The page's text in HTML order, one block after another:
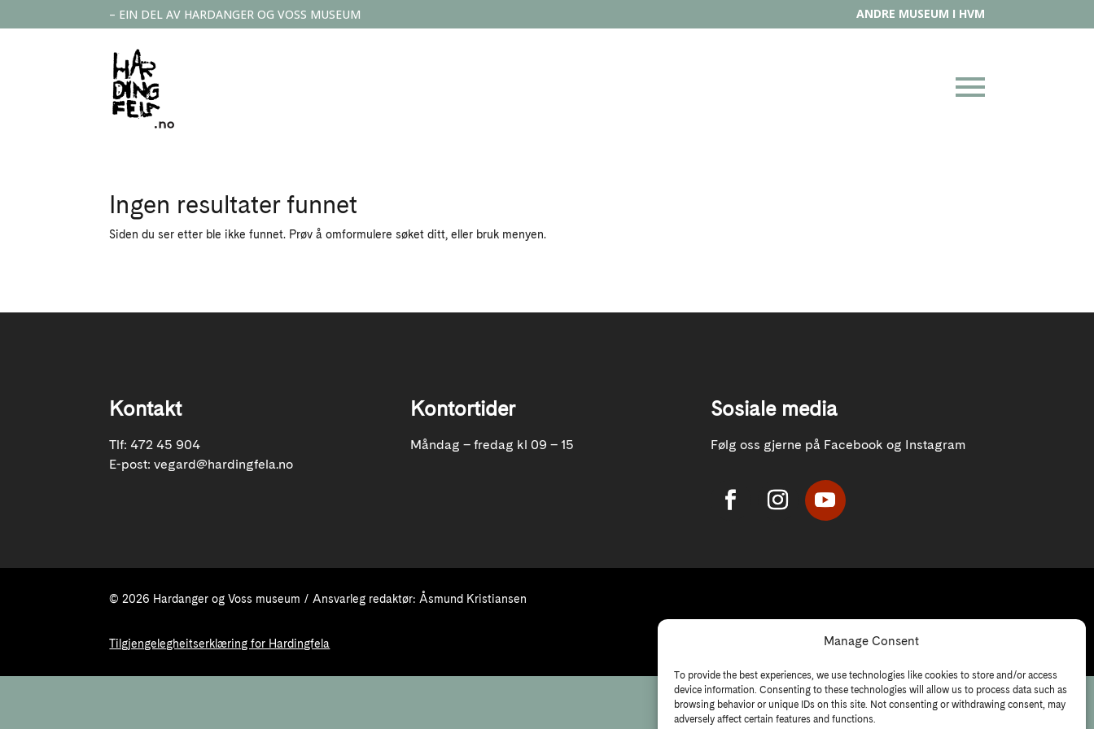
Manage Consent
To provide the best experiences, we use technologies like cookies to store and/or access
device information. Consenting to these technologies will allow us to process data such as
browsing behavior or unique IDs on this site. Not consenting or withdrawing consent, may
adversely affect certain features and functions.
– EIN DEL AV HARDANGER OG VOSS MUSEUM ANDRE MUSEUM I HVM
Ingen resultater funnet
Siden du ser etter ble ikke funnet. Prøv å omformulere søket ditt, eller bruk menyen.
Kontakt
Tlf: 472 45 904
E-post:vegard@hardingfela.no
Kontortider
Måndag – fredag kl 09 – 15
Sosiale media
Følg oss gjerne på Facebook og Instagram
© 2026 Hardanger og Voss museum / Ansvarleg redaktør: Åsmund Kristiansen
Tilgjengelegheitserklæring for Hardingfela